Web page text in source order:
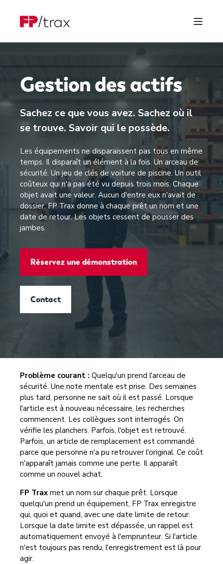
Gestion des actifs
Sachez ce que vous avez. Sachez où il
se trouve. Savoir qui le possède.
Les équipements ne disparaissent pas tous en même
temps. Il disparaît un élément à la fois. Un arceau de
sécurité. Un jeu de clés de voiture de piscine. Un outil
coûteux qui n'a pas été vu depuis trois mois. Chaque
objet avait une valeur. Aucun d'entre eux n'avait de
dossier. FP Trax donne à chaque prêt un nom et une
date de retour. Les objets cessent de pousser des
jambes.
Réservez une démonstration
Contact
Problème courant : Quelqu'un prend l'arceau de
sécurité. Une note mentale est prise. Des semaines
plus tard, personne ne sait où il est passé. Lorsque
l'article est à nouveau nécessaire, les recherches
commencent. Les collègues sont interrogés. On
vérifie les planchers. Parfois, l'objet est retrouvé.
Parfois, un article de remplacement est commandé
parce que personne n'a pu retrouver l'original. Ce coût
n'apparaît jamais comme une perte. Il apparaît
comme un nouvel achat.
FP Trax met un nom sur chaque prêt. Lorsque
quelqu'un prend un équipement, FP Trax enregistre
qui, quoi et quand, avec une date limite de retour.
Lorsque la date limite est dépassée, un rappel est
automatiquement envoyé à l'emprunteur. Si l'article
n'est toujours pas rendu, l'enregistrement est là pour
agir.